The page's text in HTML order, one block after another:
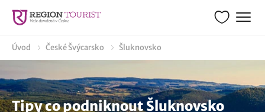
Úvod České Švýcarsko Šluknovsko
Tipy co podniknout Šluknovsko